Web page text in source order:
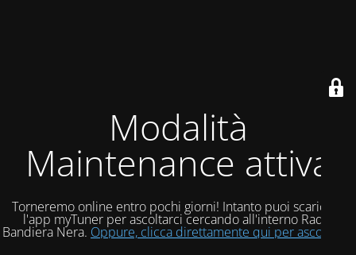
Modalità
Maintenance attiva
Torneremo online entro pochi giorni! Intanto puoi scaricare
l'app myTuner per ascoltarci cercando all'interno Radio
Bandiera Nera. Oppure, clicca direttamente qui per ascoltarci!